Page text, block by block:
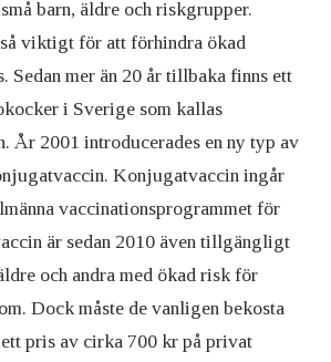
barn, äldre och riskgrupper.
viktigt för att förhindra ökad
Sedan mer än 20 år tillbaka finns ett
i Sverige som kallas
År 2001 introducerades en ny typ av
Konjugatvaccin ingår
vaccinationsprogrammet för
är sedan 2010 även tillgängligt
och andra med ökad risk för
Dock måste de vanligen bekosta
pris av cirka 700 kr på privat